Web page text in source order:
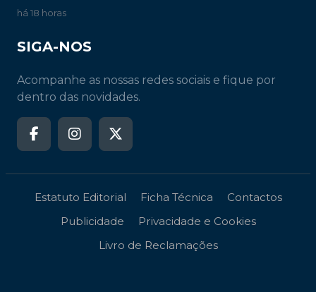
há 18 horas
SIGA-NOS
Acompanhe as nossas redes sociais e fique por
dentro das novidades.
Estatuto Editorial Ficha Técnica
Contactos
Publicidade
Privacidade e Cookies
Livro de Reclamações